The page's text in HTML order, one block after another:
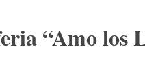
“Amo los